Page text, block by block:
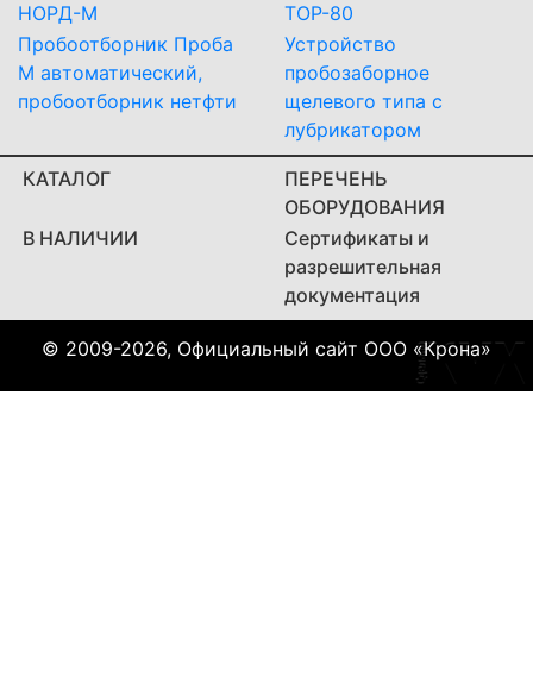
НОРД-М
ТОР-80
Пробоотборник Проба
М автоматический,
пробоотборник нетфти
Устройство
пробозаборное
щелевого типа с
лубрикатором
КАТАЛОГ
ПЕРЕЧЕНЬ
ОБОРУДОВАНИЯ
В НАЛИЧИИ
Сертификаты и
разрешительная
документация
© 2009-2026, Официальный сайт ООО «Крона»